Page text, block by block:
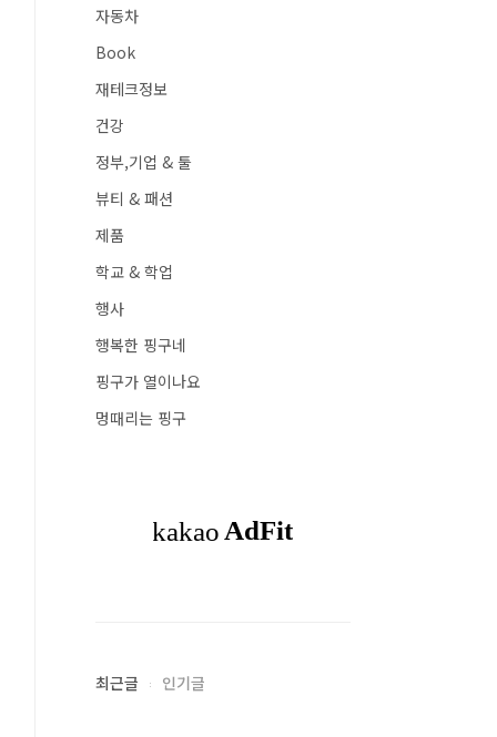
자동차
Book
재테크정보
건강
정부,기업 & 툴
뷰티 & 패션
제품
학교 & 학업
행사
행복한 핑구네
핑구가 열이나요
멍때리는 핑구
최근글 인기글